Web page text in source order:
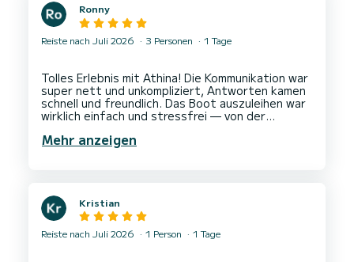
Ronny
Reiste nach Juli 2026 3 Personen 1 Tage
Tolles Erlebnis mit Athina! Die Kommunikation war
super nett und unkompliziert, Antworten kamen
schnell und freundlich. Das Boot auszuleihen war
wirklich einfach und stressfrei — von der
Mehr anzeigen
Kristian
Reiste nach Juli 2026 1 Person 1 Tage